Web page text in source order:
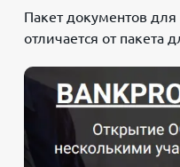
Пакет документов
отличается от пакета